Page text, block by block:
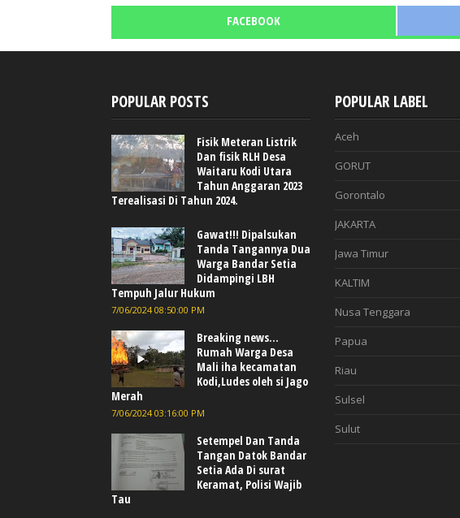
FACEBOOK
POPULAR POSTS
Fisik Meteran Listrik
Dan fisik RLH Desa
Waitaru Kodi Utara
Tahun Anggaran 2023
Terealisasi Di Tahun 2024.
Gawat!!! Dipalsukan
Tanda Tangannya Dua
Warga Bandar Setia
Didampingi LBH
Tempuh Jalur Hukum
7/06/2024 08:50:00 PM
Breaking news...
Rumah Warga Desa
Mali iha kecamatan
Kodi,Ludes oleh si Jago
Merah
7/06/2024 03:16:00 PM
Setempel Dan Tanda
Tangan Datok Bandar
Setia Ada Di surat
Keramat, Polisi Wajib
Tau
POPULAR LABEL
Aceh
GORUT
Gorontalo
JAKARTA
Jawa Timur
KALTIM
Nusa Tenggara
Papua
Riau
Sulsel
Sulut